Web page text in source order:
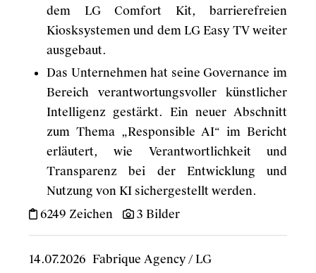
dem LG Comfort Kit, barrierefreien
Kiosksystemen und dem LG Easy TV weiter
ausgebaut.
Das Unternehmen hat seine Governance im
Bereich verantwortungsvoller künstlicher
Intelligenz gestärkt. Ein neuer Abschnitt
zum Thema „Responsible AI“ im Bericht
erläutert, wie Verantwortlichkeit und
Transparenz bei der Entwicklung und
Nutzung von KI sichergestellt werden.
6249 Zeichen
3 Bilder
14.07.2026 Fabrique Agency/LG